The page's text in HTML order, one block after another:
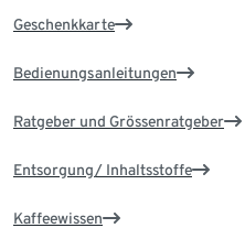
Geschenkkarte
Bedienungsanleitungen
Ratgeber und Grössenratgeber
Entsorgung/ Inhaltsstoffe
Kaffeewissen